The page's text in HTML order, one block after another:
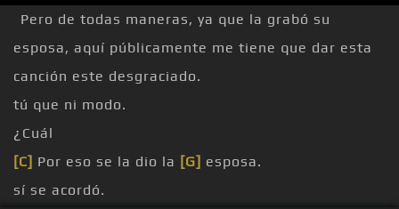
Pero de todas maneras, ya que la grabó su
esposa, aquí públicamente me tiene que dar esta
canción este desgraciado.
tú que ni modo.
¿Cuál
[C] Por eso se la dio la [G] esposa.
sí se acordó.